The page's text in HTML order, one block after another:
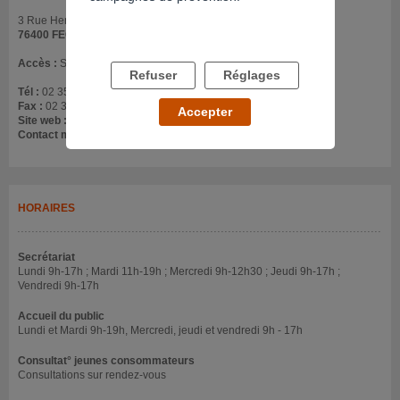
3 Rue Henri Dunant
76400 FECAMP
Accès : Sur le site de l'ancien hôpital
Tél : 02 35 10 62 97
Fax : 02 35 10 62 98
Site web :
Contact mail :
HORAIRES
Secrétariat
Lundi 9h-17h ; Mardi 11h-19h ; Mercredi 9h-12h30 ; Jeudi 9h-17h ;
Vendredi 9h-17h
Accueil du public
Lundi et Mardi 9h-19h, Mercredi, jeudi et vendredi 9h - 17h
Consultat° jeunes consommateurs
Consultations sur rendez-vous
Refuser Réglages
Accepter